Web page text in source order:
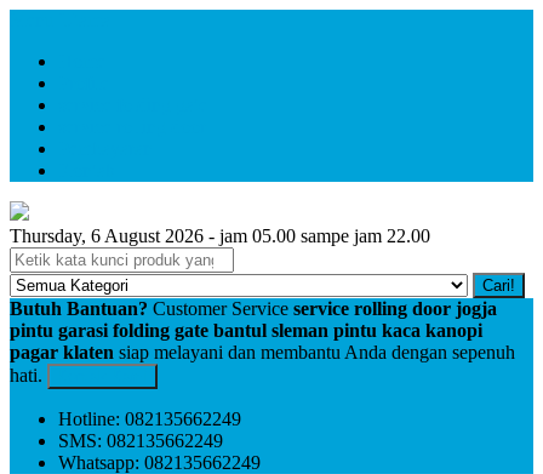
Thursday, 6 August 2026 - jam 05.00 sampe jam 22.00
Cari!
Butuh Bantuan? Customer Service service rolling door jogja
pintu garasi folding gate bantul sleman pintu kaca kanopi
pagar klaten siap melayani dan membantu Anda dengan sepenuh
hati.
Hotline: 082135662249
SMS: 082135662249
Whatsapp: 082135662249